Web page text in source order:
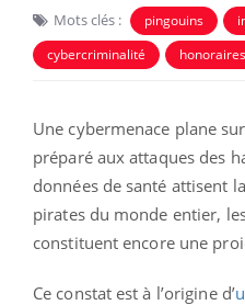
Mots clés : pingouins
cybercriminalité
honoraires
Une cybermenace plane
préparé aux attaques des
données de santé attisent
pirates du monde entier,
constituent encore une
Ce constat est à l’origine d’